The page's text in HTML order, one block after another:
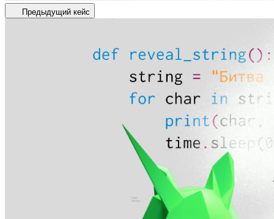
Предыдущий кейс